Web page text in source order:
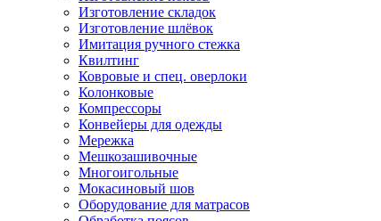
Изготовление складок
Изготовление шлёвок
Имитация ручного стежка
Квилтинг
Ковровые и спец. оверлоки
Колонковые
Компрессоры
Конвейеры для одежды
Мережка
Мешкозашивочные
Многоигольные
Мокасиновый шов
Оборудование для матрасов